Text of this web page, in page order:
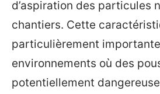
d’aspiration des particules
chantiers. Cette
particulièrement
environnements où des
potentiellement